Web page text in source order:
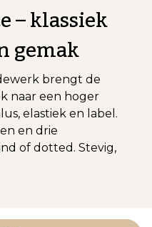
– klassiek
gemak
brengt de
naar een hoger
elastiek en label.
en drie
of dotted. Stevig,